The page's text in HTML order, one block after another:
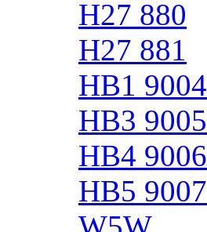
H27 880
H27 881
HB1 9004
HB3 9005
HB4 9006
HB5 9007